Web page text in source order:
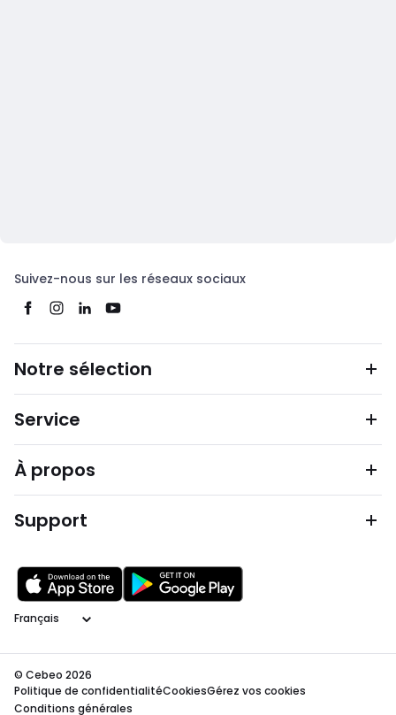
Suivez-nous sur les réseaux sociaux
Notre sélection
Service
À propos
Support
Langage
© Cebeo 2026
Politique de confidentialitéCookiesGérez vos cookies
Conditions générales